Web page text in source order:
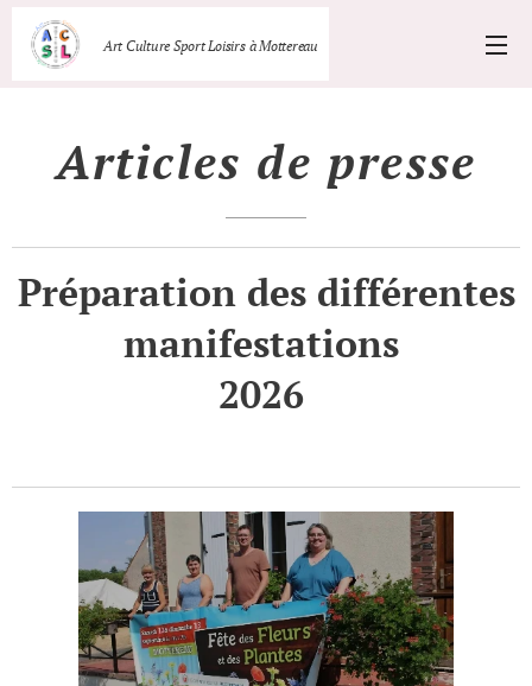
Art Culture Sport Loisirs à Mottereau
Articles de presse
Préparation des différentes
manifestations
2026